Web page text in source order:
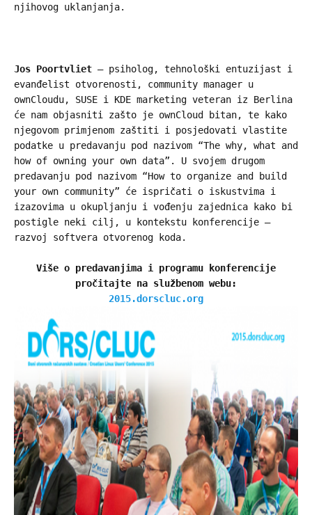
njihovog uklanjanja.
Jos Poortvliet – psiholog, tehnološki entuzijast i
evanđelist otvorenosti, community manager u
ownCloudu, SUSE i KDE marketing veteran iz Berlina
će nam objasniti zašto je ownCloud bitan, te kako
njegovom primjenom zaštiti i posjedovati vlastite
podatke u predavanju pod nazivom “The why, what and
how of owning your own data”. U svojem drugom
predavanju pod nazivom “How to organize and build
your own community” će ispričati o iskustvima i
izazovima u okupljanju i vođenju zajednica kako bi
postigle neki cilj, u kontekstu konferencije –
razvoj softvera otvorenog koda.
Više o predavanjima i programu konferencije
pročitajte na službenom webu:
2015.dorscluc.org